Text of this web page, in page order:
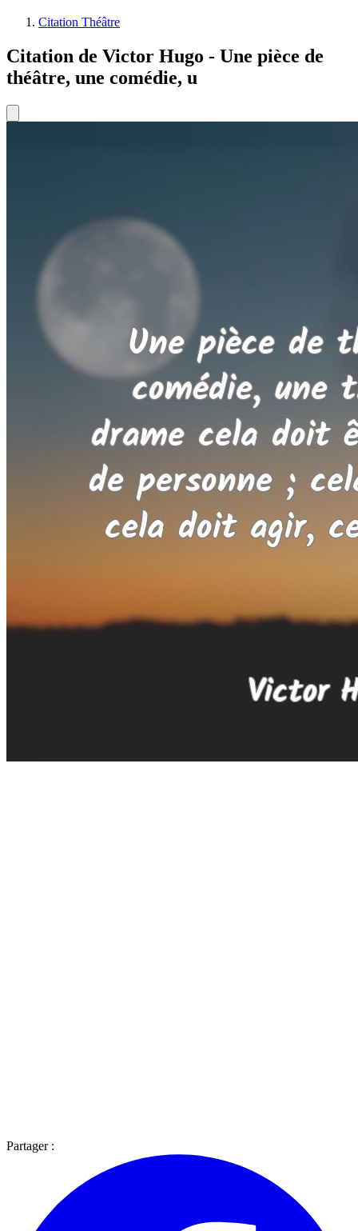
Citation Théâtre
Citation de Victor Hugo - Une pièce de
théâtre, une comédie, u
Partager :